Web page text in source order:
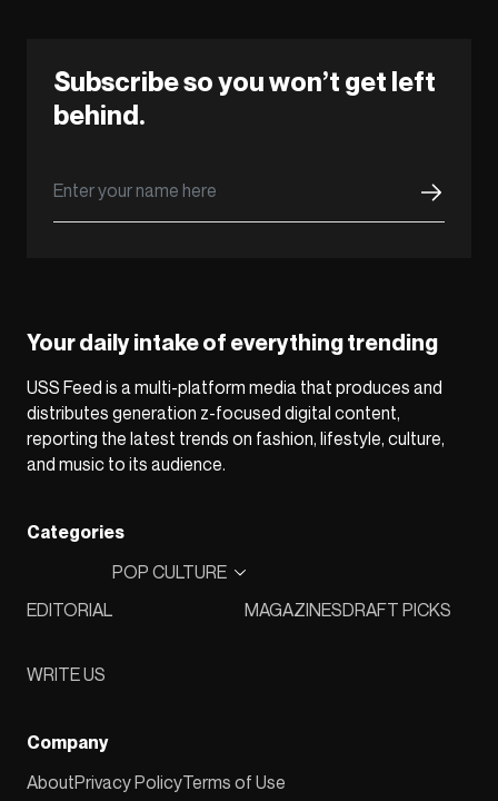
Subscribe so you won’t get left
behind.
Your daily intake of everything trending
USS Feed is a multi-platform media that produces and
distributes generation z-focused digital content,
reporting the latest trends on fashion, lifestyle, culture,
and music to its audience.
Categories
EDITORIAL
POP CULTURE
MAGAZINESDRAFT PICKS
WRITE US
Company
AboutPrivacy PolicyTerms of Use